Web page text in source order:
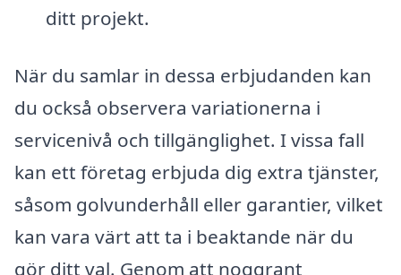
ditt projekt.
När du samlar in dessa erbjudanden kan
du också observera variationerna i
servicenivå och tillgänglighet. I vissa fall
kan ett företag erbjuda dig extra tjänster,
såsom golvunderhåll eller garantier, vilket
kan vara värt att ta i beaktande när du
gör ditt val. Genom att noggrant